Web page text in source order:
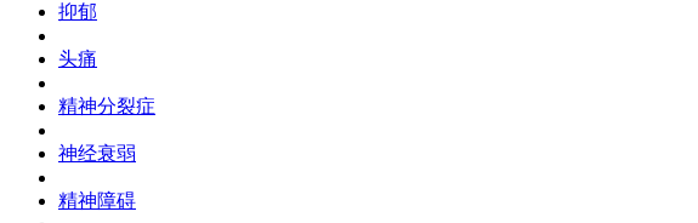
抑郁
头痛
精神分裂症
神经衰弱
精神障碍